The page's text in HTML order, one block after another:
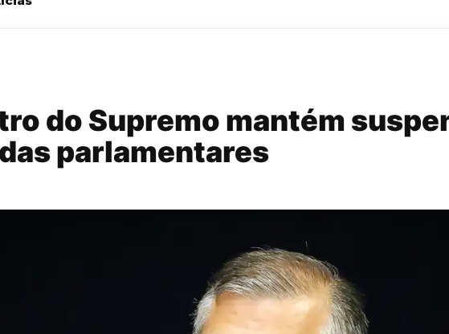
do Supremo mantém
parlamentares